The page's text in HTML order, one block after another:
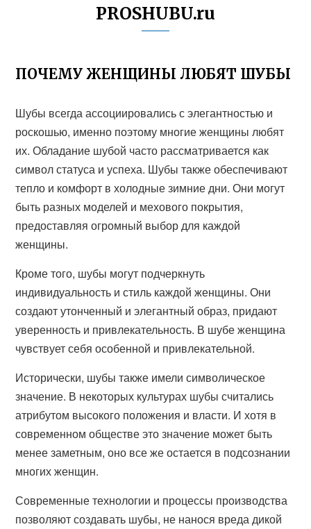
PROSHUBU.ru
ПОЧЕМУ ЖЕНЩИНЫ ЛЮБЯТ ШУБЫ
Шубы всегда ассоциировались с элегантностью и
роскошью, именно поэтому многие женщины любят
их. Обладание шубой часто рассматривается как
символ статуса и успеха. Шубы также обеспечивают
тепло и комфорт в холодные зимние дни. Они могут
быть разных моделей и мехового покрытия,
предоставляя огромный выбор для каждой
женщины.
Кроме того, шубы могут подчеркнуть
индивидуальность и стиль каждой женщины. Они
создают утонченный и элегантный образ, придают
уверенность и привлекательность. В шубе женщина
чувствует себя особенной и привлекательной.
Исторически, шубы также имели символическое
значение. В некоторых культурах шубы считались
атрибутом высокого положения и власти. И хотя в
современном обществе это значение может быть
менее заметным, оно все же остается в подсознании
многих женщин.
Современные технологии и процессы производства
позволяют создавать шубы, не нанося вреда дикой